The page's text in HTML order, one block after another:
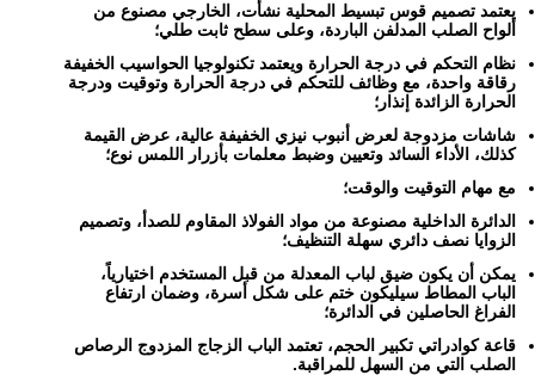
يعتمد تصميم قوس تبسيط المحلية نشأت، الخارجي مصنوع من
ألواح الصلب المدلفن الباردة، وعلى سطح ثابت طلي؛
نظام التحكم في درجة الحرارة ويعتمد تكنولوجيا الحواسيب الخفيفة
رقاقة واحدة، مع وظائف للتحكم في درجة الحرارة وتوقيت ودرجة
الحرارة الزائدة إنذار؛
شاشات مزدوجة لعرض أنبوب نيزي الخفيفة عالية، عرض القيمة
كذلك، الأداء السائد وتعيين وضبط معلمات بأزرار اللمس نوع؛
مع مهام التوقيت والوقت؛
الدائرة الداخلية مصنوعة من مواد الفولاذ المقاوم للصدأ، وتصميم
الزوايا نصف دائري سهلة التنظيف؛
يمكن أن يكون ضيق لباب المعدلة من قبل المستخدم اختيارياً،
الباب المطاط سيليكون ختم على شكل أسرة، وضمان ارتفاع
الفراغ الحاصلين في الدائرة؛
قاعة كوادراتي تكبير الحجم، تعتمد الباب الزجاج المزدوج الرصاص
الصلب التي من السهل للمراقبة.